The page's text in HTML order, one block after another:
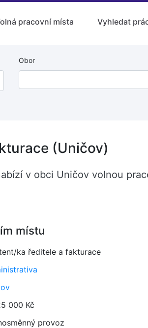
pracovní místa Vyhledat
Obor
(Uničov)
v obci Uničov volnou
místu
ka ředitele a fakturace
000 Kč
provoz